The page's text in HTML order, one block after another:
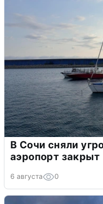
В Сочи сняли
аэропорт закрыт
6 августа 0